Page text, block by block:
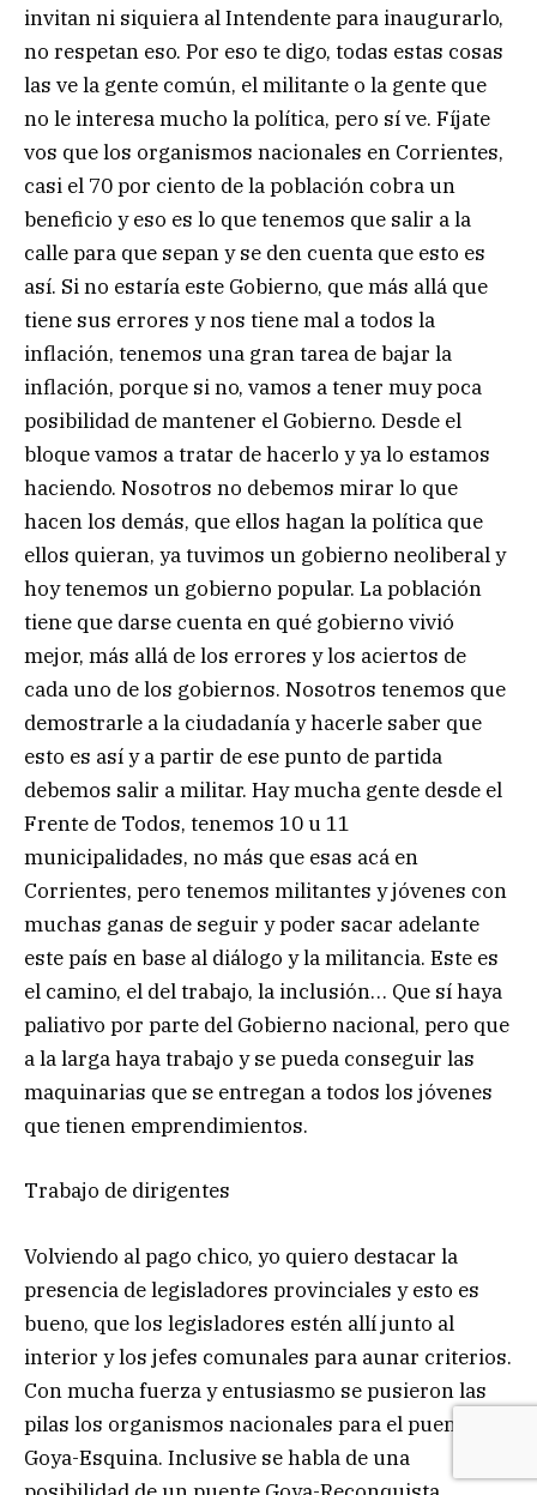
invitan ni siquiera al Intendente para inaugurarlo,
no respetan eso. Por eso te digo, todas estas cosas
las ve la gente común, el militante o la gente que
no le interesa mucho la política, pero sí ve. Fíjate
vos que los organismos nacionales en Corrientes,
casi el 70 por ciento de la población cobra un
beneficio y eso es lo que tenemos que salir a la
calle para que sepan y se den cuenta que esto es
así. Si no estaría este Gobierno, que más allá que
tiene sus errores y nos tiene mal a todos la
inflación, tenemos una gran tarea de bajar la
inflación, porque si no, vamos a tener muy poca
posibilidad de mantener el Gobierno. Desde el
bloque vamos a tratar de hacerlo y ya lo estamos
haciendo. Nosotros no debemos mirar lo que
hacen los demás, que ellos hagan la política que
ellos quieran, ya tuvimos un gobierno neoliberal y
hoy tenemos un gobierno popular. La población
tiene que darse cuenta en qué gobierno vivió
mejor, más allá de los errores y los aciertos de
cada uno de los gobiernos. Nosotros tenemos que
demostrarle a la ciudadanía y hacerle saber que
esto es así y a partir de ese punto de partida
debemos salir a militar. Hay mucha gente desde el
Frente de Todos, tenemos 10 u 11
municipalidades, no más que esas acá en
Corrientes, pero tenemos militantes y jóvenes con
muchas ganas de seguir y poder sacar adelante
este país en base al diálogo y la militancia. Este es
el camino, el del trabajo, la inclusión… Que sí haya
paliativo por parte del Gobierno nacional, pero que
a la larga haya trabajo y se pueda conseguir las
maquinarias que se entregan a todos los jóvenes
que tienen emprendimientos.
Trabajo de dirigentes
Volviendo al pago chico, yo quiero destacar la
presencia de legisladores provinciales y esto es
bueno, que los legisladores estén allí junto al
interior y los jefes comunales para aunar criterios.
Con mucha fuerza y entusiasmo se pusieron las
pilas los organismos nacionales para el puente
Goya-Esquina. Inclusive se habla de una